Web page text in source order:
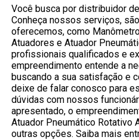
Você busca por distribuidor
Conheça nossos serviços,
oferecemos, como
Atuadores e Atuador
profissionais qualificados e
empreendimento entende a
buscando a sua satisfação e
deixe de falar conosco para
dúvidas com nossos
apresentado, o
Atuador Pneumático Rotativo
outras opções. Saiba mais